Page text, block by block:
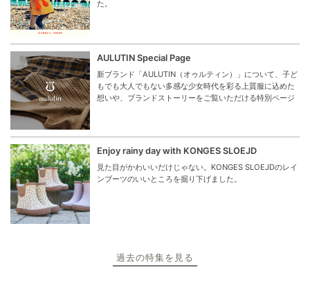
た。
AULUTIN Special Page
新ブランド「AULUTIN（オゥルティン）」について、子ど
もでも大人でもない多感な少女時代を彩る上質服に込めた
想いや、ブランドストーリーをご覧いただける特別ページ
Enjoy rainy day with KONGES SLOEJD
見た目がかわいいだけじゃない。KONGES SLOEJDのレイ
ンブーツのいいところを掘り下げました。
過去の特集を見る